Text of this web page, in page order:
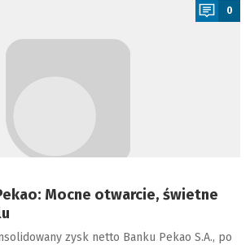
0
Mocne otwarcie, świetne
zysk netto Banku Pekao S.A., po